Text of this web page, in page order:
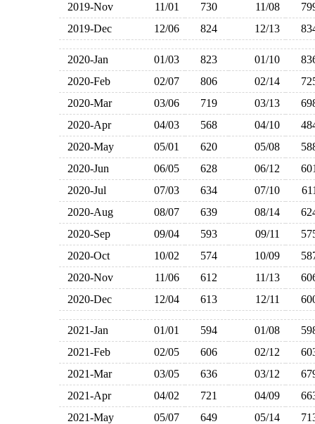
2019-Nov
11/01 730 11/08
2019-Dec
12/06 824 12/13
2020-Jan 01/03 823 01/10
2020-Feb
02/07 806 02/14
2020-Mar
03/06 719 03/13
2020-Apr
04/03 568 04/10
2020-May
05/01 620 05/08
2020-Jun
06/05 628 06/12
2020-Jul
07/03 634 07/10
2020-Aug
08/07 639 08/14
2020-Sep
09/04 593 09/11
2020-Oct
10/02 574 10/09
2020-Nov
11/06 612 11/13
2020-Dec
12/04 613 12/11
2021-Jan 01/01 594 01/08
2021-Feb
02/05 606 02/12
2021-Mar
03/05 636 03/12
2021-Apr
04/02 721 04/09
2021-May
05/07 649 05/14